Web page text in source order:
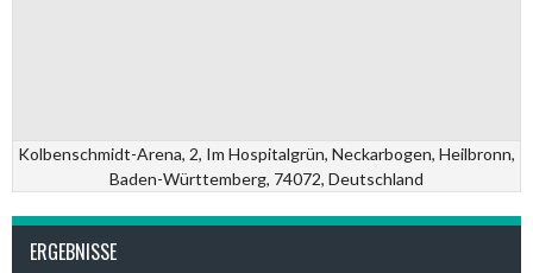
Kolbenschmidt-Arena, 2, Im Hospitalgrün, Neckarbogen, Heilbronn,
Baden-Württemberg, 74072, Deutschland
ERGEBNISSE